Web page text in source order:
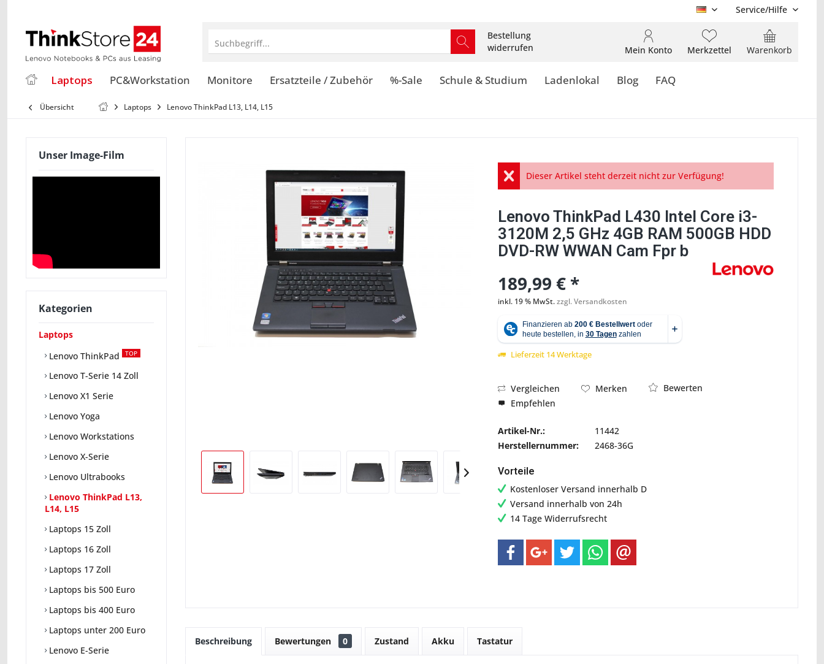
DE Service/Hilfe
Suchbegriff...
Bestellung
widerrufen
Warenkorb
Merkzettel
Mein Konto
Laptops PC&Workstation Monitore Ersatzteile / Zubehör %-Sale Schule & Studium Ladenlokal Blog FAQ
Übersicht Laptops Lenovo ThinkPad L13, L14, L15
Unser Image-Film
Kategorien
Laptops
Lenovo ThinkPad
TOP
Lenovo T-Serie 14 Zoll
Lenovo X1 Serie
Lenovo Yoga
Lenovo Workstations
Lenovo X-Serie
Lenovo Ultrabooks
Lenovo ThinkPad L13,
L14, L15
Laptops 15 Zoll
Laptops 16 Zoll
Laptops 17 Zoll
Laptops bis 500 Euro
Laptops bis 400 Euro
Laptops unter 200 Euro
Lenovo E-Serie
Abbildung ähnlich
Dieser Artikel steht derzeit nicht zur Verfügung!
Lenovo ThinkPad L430 Intel Core i3-
3120M 2,5 GHz 4GB RAM 500GB HDD
DVD-RW WWAN Cam Fpr b
189,99 € *
inkl. 19 % MwSt.zzgl. Versandkosten
Lieferzeit 14 Werktage
Vergleichen Merken
Bewerten
Empfehlen
Artikel-Nr.:
11442
Herstellernummer:
2468-36G
Vorteile
Kostenloser Versand innerhalb D
Versand innerhalb von 24h
14 Tage Widerrufsrecht
Beschreibung Bewertungen 0 Zustand Akku Tastatur